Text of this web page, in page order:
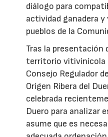
diálogo para
actividad ganadera
pueblos de la
Tras la presentación
territorio vitivinícola
Consejo Regulador
Origen Ribera del
celebrada
Duero para analizar
asume que es